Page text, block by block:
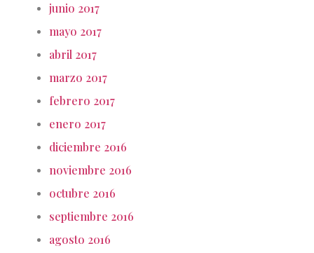
junio 2017
mayo 2017
abril 2017
marzo 2017
febrero 2017
enero 2017
diciembre 2016
noviembre 2016
octubre 2016
septiembre 2016
agosto 2016